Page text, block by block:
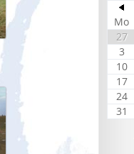
Mo
27
3
10
17
24
31